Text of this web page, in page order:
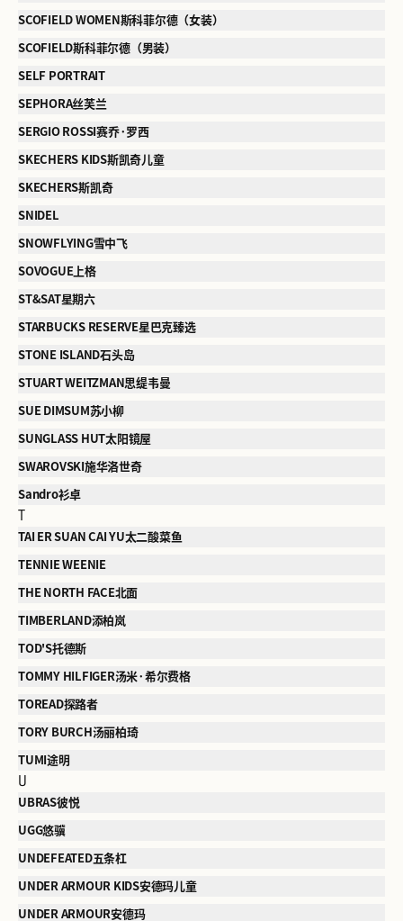
SCOFIELD WOMEN斯科菲尔德（女装）
SCOFIELD斯科菲尔德（男装）
SELF PORTRAIT
SEPHORA丝芙兰
SERGIO ROSSI赛乔·罗西
SKECHERS KIDS斯凯奇儿童
SKECHERS斯凯奇
SNIDEL
SNOWFLYING雪中飞
SOVOGUE上格
ST&SAT星期六
STARBUCKS RESERVE星巴克臻选
STONE ISLAND石头岛
STUART WEITZMAN思缇韦曼
SUE DIMSUM苏小柳
SUNGLASS HUT太阳镜屋
SWAROVSKI施华洛世奇
Sandro衫卓
T
TAI ER SUAN CAI YU太二酸菜鱼
TENNIE WEENIE
THE NORTH FACE北面
TIMBERLAND添柏岚
TOD'S托德斯
TOMMY HILFIGER汤米·希尔费格
TOREAD探路者
TORY BURCH汤丽柏琦
TUMI途明
U
UBRAS彼悦
UGG悠骥
UNDEFEATED五条杠
UNDER ARMOUR KIDS安德玛儿童
UNDER ARMOUR安德玛